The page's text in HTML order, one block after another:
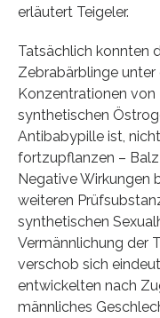
erläutert Teigeler.
Tatsächlich konnten
Zebrabärblinge unter
Konzentrationen von
synthetischen
Antibabypille ist,
fortzupflanzen –
Negative Wirkungen
weiteren
synthetischen
Vermännlichung der
verschob sich
entwickelten nach
männliches